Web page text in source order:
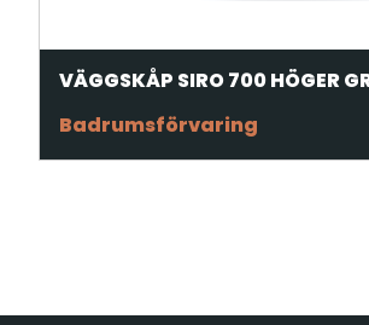
VÄGGSKÅP SIRO 700 HÖGER
Badrumsförvaring